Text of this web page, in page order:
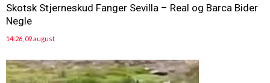
Skotsk Stjerneskud Fanger Sevilla – Real og Barca Bider
Negle
14:26, 09 august